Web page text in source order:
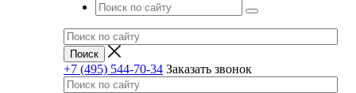
+7 (495) 544-70-34 Заказать звонок